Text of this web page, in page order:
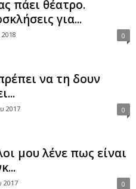
πάει θέατρο.
για...
0
να τη δουν
2017 0
μου λένε πως είναι
2017 0